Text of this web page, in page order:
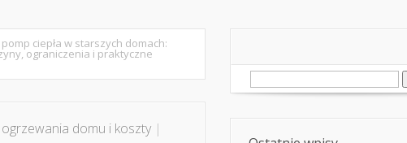
ciepła w starszych domach:
ograniczenia i praktyczne
ogrzewania domu i koszty|
Szukaj: